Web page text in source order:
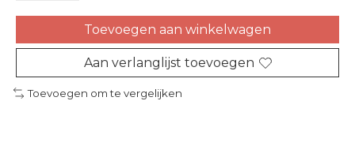
Toevoegen aan winkelwagen
Aan verlanglijst toevoegen
Toevoegen om te vergelijken